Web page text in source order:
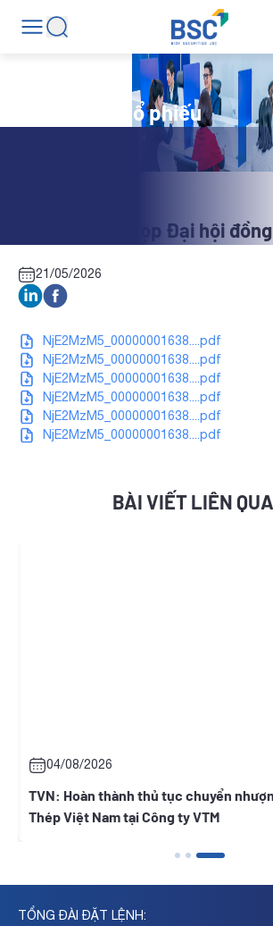
Tin tức mã cổ phiếu
VE4: Tài liệu họp Đại hội
21/05/2026
NjE2MzM5_00000001638....pdf
NjE2MzM5_00000001638....pdf
NjE2MzM5_00000001638....pdf
NjE2MzM5_00000001638....pdf
NjE2MzM5_00000001638....pdf
NjE2MzM5_00000001638....pdf
BÀI VIẾT LIÊN
04/08/2026
TVN: Hoàn thành thủ tục chuyển
Thép Việt Nam tại Công ty VTM
TỔNG ĐÀI ĐẶT LỆNH: